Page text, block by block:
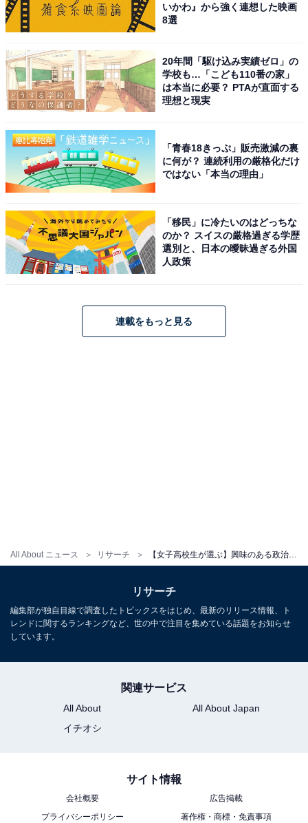
All About ニュース リサーチ
など、先行き不透明なコロナ禍生活への不安を表す結果
となりました。
＞10位までの全ランキング結果を見る
※回答者のコメントは原文ママです
・
【男子高校生が選ぶ】興味のある政治の分野・政策！
「税制度」「外交・安全保障」を抑えた1位は？
法政大学、2位 明治大学、1位は？
いかわ』から強く連想した映画
8選
20年間「駆け込み実績ゼロ」の
学校も…「こども110番の家」
は本当に必要？ PTAが直面する
理想と現実
「青春18きっぷ」販売激減の裏
に何が？ 連続利用の厳格化だけ
ではない「本当の理由」
「移民」に冷たいのはどっちな
のか？ スイスの厳格過ぎる学歴
選別と、日本の曖昧過ぎる外国
人政策
連載をもっと見る
リサーチ
編集部が独自目線で調査したトピックスをはじめ、最新のリリース情報、ト
レンドに関するランキングなど、世の中で注目を集めている話題をお知らせ
しています。
関連サービス
All About
All About Japan
イチオシ
サイト情報
会社概要
広告掲載
プライバシーポリシー
著作権・商標・免責事項